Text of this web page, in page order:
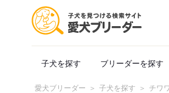
子犬を探す ブリーダーを探す
愛犬ブリーダー 子犬を探す チワワ